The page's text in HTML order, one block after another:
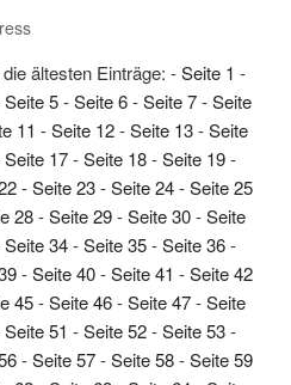
ältesten Einträge: -Seite 1 -
Seite 5-Seite 6-Seite 7-Seite
11 -Seite 12-Seite 13-Seite
Seite 17-Seite 18-Seite 19-
-Seite 23-Seite 24-Seite 25
28-Seite 29-Seite 30-Seite
Seite 34-Seite 35-Seite 36-
-Seite 40-Seite 41 -Seite 42
45-Seite 46-Seite 47-Seite
Seite 51 -Seite 52-Seite 53-
-Seite 57-Seite 58-Seite 59